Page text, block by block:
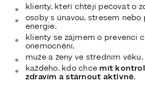
klienty, kteří chtějí pečovat o
osoby s únavou, stresem nebo
energie,
klienty se zájmem o prevenci
onemocnění,
muže a ženy ve středním věku,
každého, kdo chce mít
zdravím a stárnout aktivně.